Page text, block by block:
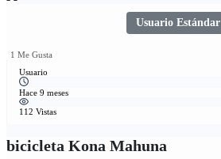
Usuario Estándar
1 Me Gusta
Usuario
Hace 9 meses
112 Vistas
bicicleta Kona Mahuna